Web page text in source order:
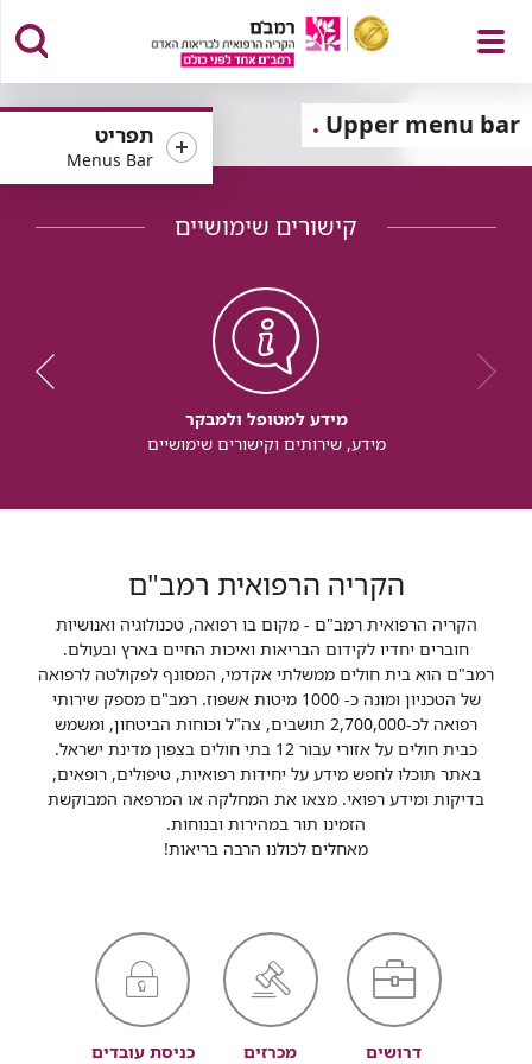
פתח
תפריט
תפריט
Menus Bar
Upper menu bar
קישורים שימושיים
מידע למטופל ולמבקר
מידע, שירותים וקישורים שימושיים
הקריה הרפואית רמב"ם
הקריה הרפואית רמב"ם - מקום בו רפואה, טכנולוגיה ואנושיות
חוברים יחדיו לקידום הבריאות ואיכות החיים בארץ ובעולם.
רמב"ם הוא בית חולים ממשלתי אקדמי, המסונף לפקולטה לרפואה
של הטכניון ומונה כ- 1000 מיטות אשפוז. רמב"ם מספק שירותי
רפואה לכ-2,700,000 תושבים, צה"ל וכוחות הביטחון, ומשמש
כבית חולים על אזורי עבור 12 בתי חולים בצפון מדינת ישראל.
באתר תוכלו לחפש מידע על יחידות רפואיות, טיפולים, רופאים,
בדיקות ומידע רפואי. מצאו את המחלקה או המרפאה המבוקשת
הזמינו תור במהירות ובנוחות.
מאחלים לכולנו הרבה בריאות!
דרושים מכרזים כניסת עובדים